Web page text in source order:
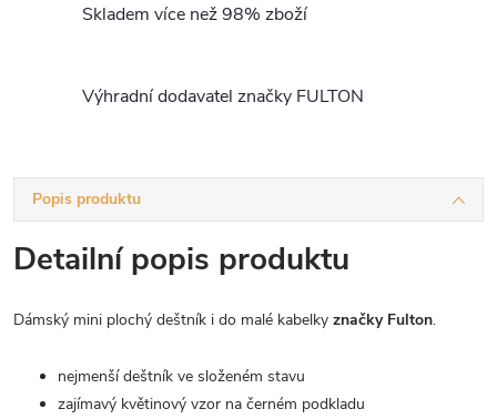
Skladem více než 98% zboží
Výhradní dodavatel značky FULTON
Popis produktu
Detailní popis produktu
Dámský mini plochý deštník i do malé kabelky značky Fulton.
nejmenší deštník ve složeném stavu
zajímavý květinový vzor na černém podkladu